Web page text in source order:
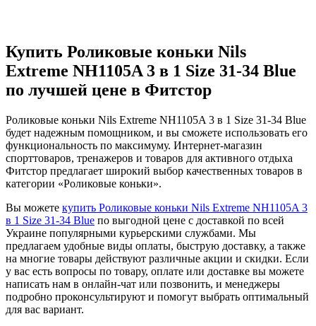
Купить Роликовые коньки Nils
Extreme NH1105A 3 в 1 Size 31-34 Blue
по лучшей цене в Фитстор
Роликовые коньки Nils Extreme NH1105A 3 в 1 Size 31-34 Blue
будет надежным помощником, и вы сможете использовать его
функциональность по максимуму. Интернет-магазин
спорттоваров, тренажеров и товаров для активного отдыха
Фитстор предлагает широкий выбор качественных товаров в
категории «Роликовые коньки».
Вы можете купить Роликовые коньки Nils Extreme NH1105A 3
в 1 Size 31-34 Blue по выгодной цене с доставкой по всей
Украине популярными курьерскими службами. Мы
предлагаем удобные виды оплаты, быструю доставку, а также
на многие товары действуют различные акции и скидки. Если
у вас есть вопросы по товару, оплате или доставке вы можете
написать нам в онлайн-чат или позвонить, и менеджеры
подробно проконсультируют и помогут выбрать оптимальный
для вас вариант.